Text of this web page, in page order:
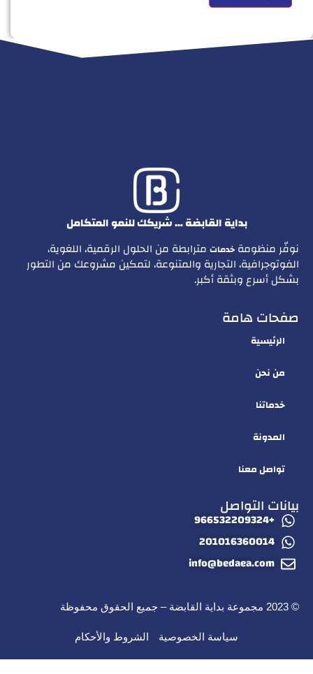
بداية القابضة … شريكك للنمو المتكامل
نوفّر منظومةخدماتمترابطة من الحلول الرقمية، اللغوية،
الفوتوجرافية، التجارية والمتنوعة، لتمكين مشروعك من التطور
بشكل أسرع وبثقة أكبر.
صفحات هامة
الرئيسية
من نحن
خدماتنا
المدونة
تواصل معنا
بيانات التواصل
+966532209324
201016360014
info@bedaea.com
سياسة الخصوصية الشروط والأحكام